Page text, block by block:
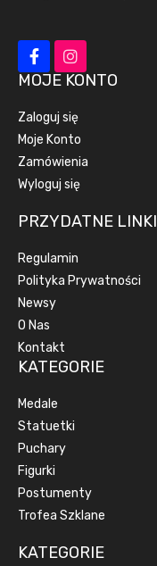
MOJE KONTO
Zaloguj się
Moje Konto
Zamówienia
Wyloguj się
PRZYDATNE LINKI
Regulamin
Polityka Prywatności
Newsy
O Nas
Kontakt
KATEGORIE
Medale
Statuetki
Puchary
Figurki
Postumenty
Trofea Szklane
KATEGORIE